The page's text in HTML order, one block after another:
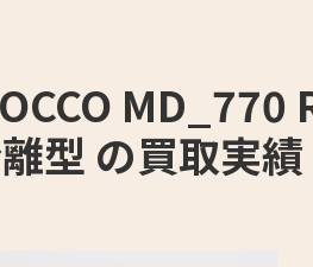
MD_770
型 の買取実績